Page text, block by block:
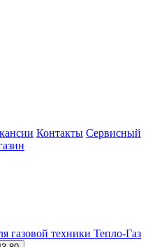
Контакты Сервисный